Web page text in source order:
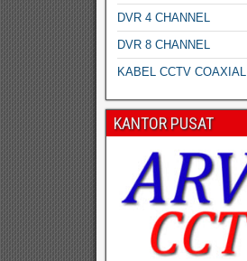
DVR 4 CHANNEL
DVR 8 CHANNEL
KABEL CCTV COAXIAL
KANTOR PUSAT